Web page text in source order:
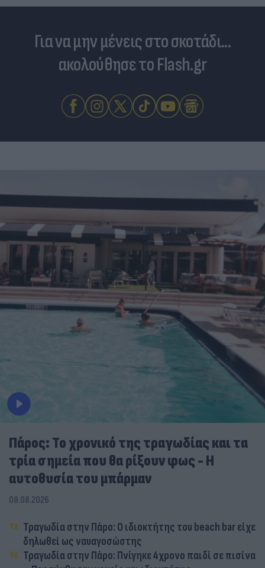
Για να μην μένεις στο σκοτάδι...
ακολούθησε το Flash.gr
Πάρος: Το χρονικό της τραγωδίας και τα
τρία σημεία που θα ρίξουν φως - Η
αυτοθυσία του μπάρμαν
08.08.2026
Τραγωδία στην Πάρο: Ο ιδιοκτήτης του beach bar είχε
δηλωθεί ως ναυαγοσώστης
Τραγωδία στην Πάρο: Πνίγηκε 4χρονο παιδί σε πισίνα